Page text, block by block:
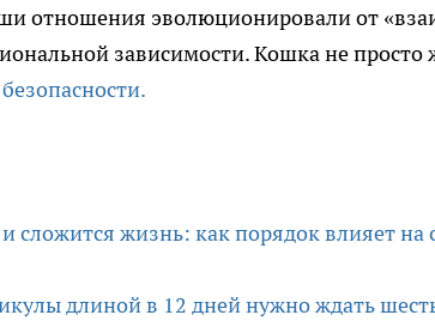
отношения эволюционировали от
зависимости. Кошка не
сложится жизнь: как порядок влияет на
длиной в 12 дней нужно ждать